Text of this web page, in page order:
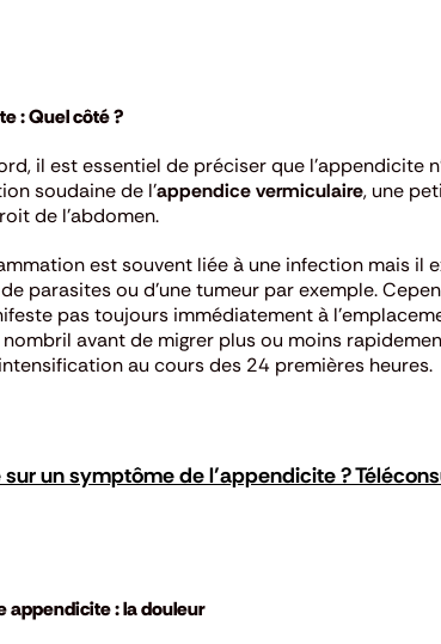
: Quel côté ?
il est essentiel de préciser que l’appendicite
soudaine de l’appendice vermiculaire, une
de l’abdomen.
est souvent liée à une infection mais il
parasites ou d’une tumeur par exemple.
pas toujours immédiatement à
nombril avant de migrer plus ou moins
au cours des 24 premières heures.
sur un symptôme de l’appendicite ?
appendicite : la douleur